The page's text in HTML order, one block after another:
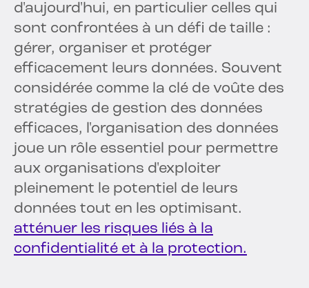
d'aujourd'hui, en particulier celles qui
sont confrontées à un défi de taille :
gérer, organiser et protéger
efficacement leurs données. Souvent
considérée comme la clé de voûte des
stratégies de gestion des données
efficaces, l'organisation des données
joue un rôle essentiel pour permettre
aux organisations d'exploiter
pleinement le potentiel de leurs
données tout en les optimisant.
atténuer les risques liés à la
confidentialité et à la protection.